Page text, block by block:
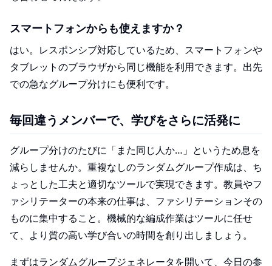
スマートフォンからも使えますか？
はい。レスポンシブ対応しているため、スマートフォンや
タブレットのブラウザから同じ機能を利用できます。出先
での急なグループ分けにも便利です。
毎回違うメンバーで、学びをさらに活発に
グループ分けのたびに「また同じ人か…」というため息を
減らしませんか。重複なしのランダムグループ作成は、ち
ょっとした工夫と適切なツールで実現できます。教員やフ
ァシリテーターの本来の仕事は、ファシリテーションその
ものに集中すること。機械的な編成作業はツールに任せ
て、より質の高い学び合いの時間を創り出しましょう。
まずはランダムグループジェネレータを開いて、今日の参